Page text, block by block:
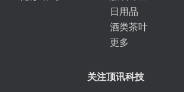
日用品
酒类茶叶
更多
关注顶讯科技